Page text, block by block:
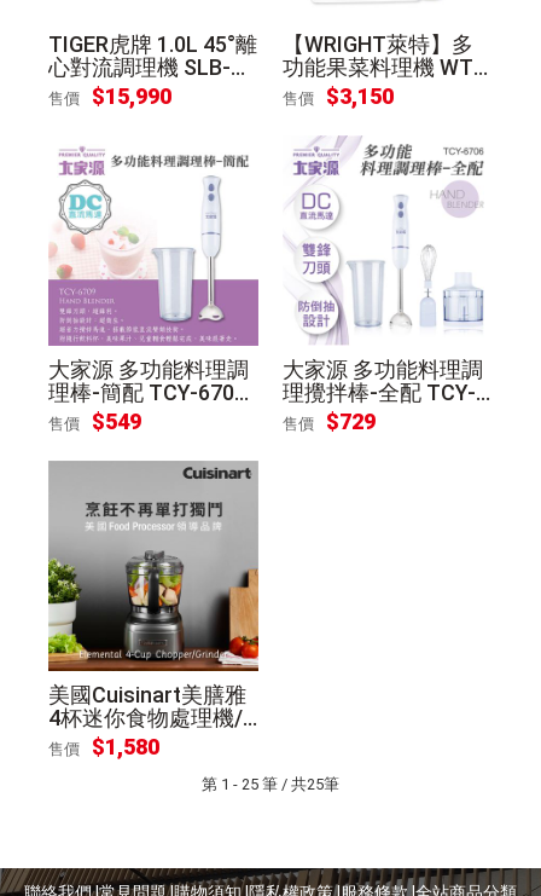
TIGER虎牌 1.0L 45°離
心對流調理機 SLB-A1
0R 可寄離島
售價 $15,990
【WRIGHT萊特】多
功能果菜料理機 WT-9
308
售價 $3,150
大家源 多功能料理調
理棒-簡配 TCY-6709
可寄離島
售價 $549
大家源 多功能料理調
理攪拌棒-全配 TCY-6
706 可寄離島
售價 $729
美國Cuisinart美膳雅
4杯迷你食物處理機/
調理機 ECH-4GMTW
售價 $1,580
第 1 - 25 筆 / 共25筆
聯絡我們 |常見問題 |購物須知 |隱私權政策 | 服務條款 | 全站商品分類